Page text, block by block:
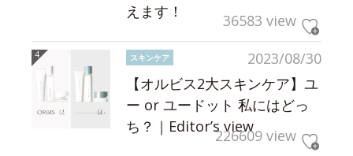
えます！
36583 view
2023/08/30
スキンケア
【オルビス2大スキンケア】ユ
ー or ユードット 私にはどっ
ち？｜Editor’s view226609 view